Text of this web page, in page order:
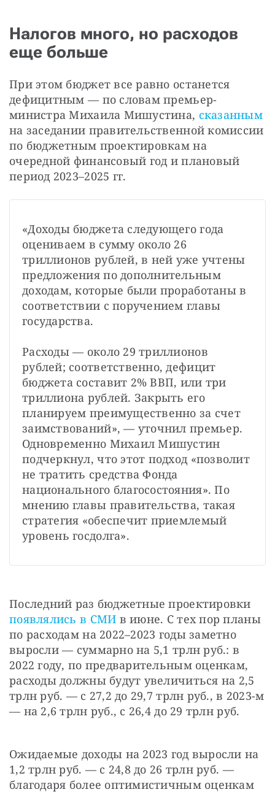
Налогов много, но расходов
еще больше
При этом бюджет все равно останется
дефицитным — по словам премьер-
министра Михаила Мишустина, сказанным
на заседании правительственной комиссии
по бюджетным проектировкам на
очередной финансовый год и плановый
период 2023–2025 гг.
«Доходы бюджета следующего года
оцениваем в сумму около 26
триллионов рублей, в ней уже учтены
предложения по дополнительным
доходам, которые были проработаны в
соответствии с поручением главы
государства.
Расходы — около 29 триллионов
рублей; соответственно, дефицит
бюджета составит 2% ВВП, или три
триллиона рублей. Закрыть его
планируем преимущественно за счет
заимствований», — уточнил премьер.
Одновременно Михаил Мишустин
подчеркнул, что этот подход «позволит
не тратить средства Фонда
национального благосостояния». По
мнению главы правительства, такая
стратегия «обеспечит приемлемый
уровень госдолга».
Последний раз бюджетные проектировки
появлялись в СМИ в июне. С тех пор планы
по расходам на 2022–2023 годы заметно
выросли — суммарно на 5,1 трлн руб.: в
2022 году, по предварительным оценкам,
расходы должны будут увеличиться на 2,5
трлн руб. — с 27,2 до 29,7 трлн руб., в 2023-м
— на 2,6 трлн руб., с 26,4 до 29 трлн руб.
Ожидаемые доходы на 2023 год выросли на
1,2 трлн руб. — с 24,8 до 26 трлн руб. —
благодаря более оптимистичным оценкам